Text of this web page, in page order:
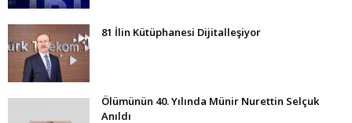
81 İlin Kütüphanesi Dijitalleşiyor
Ölümünün 40. Yılında Münir Nurettin Selçuk
Anıldı